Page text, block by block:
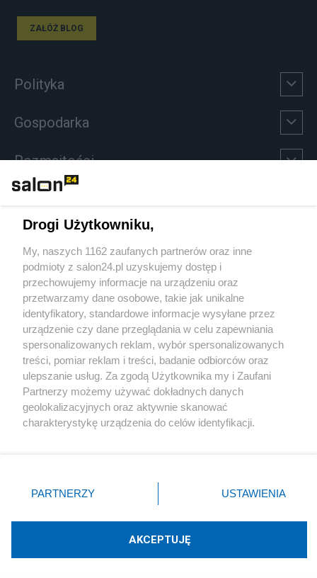
ZAŁÓŻ BLOG
Polityka
Gospodarka
Rozmaitości
Sport
Społeczeństwo
Kultura
X Facebook Instagram Youtube
Technologię dostarcza:W3media.pl
Drogi Użytkowniku,
My, naszych 1162 zaufanych partnerów oraz inne
podmioty z salon24.pl uzyskujemy dostęp i
przechowujemy informacje na urządzeniu oraz
przetwarzamy dane osobowe, takie jak unikalne
identyfikatory, standardowe informacje wysyłane przez
urządzenie czy dane przeglądania w celu zapewniania
spersonalizowanych reklam, wybór spersonalizowanych
treści, pomiar reklam i treści, badanie odbiorców oraz
ulepszanie usług. Za zgodą Użytkownika my i Zaufani
Partnerzy możemy używać dokładnych danych
geolokalizacyjnych oraz aktywnie skanować
charakterystykę urządzenia do celów identyfikacji.
zmienić/wycofać klikając przycisk ustawień prywatności
znajdujący się w lewym dolnym rogu strony
rodzaje przetwarzania danych nie wymagają zgody
użytkownika, ale masz prawo sprzeciwić się takiemu
PARTNERZY USTAWIENIA
AKCEPTUJĘ